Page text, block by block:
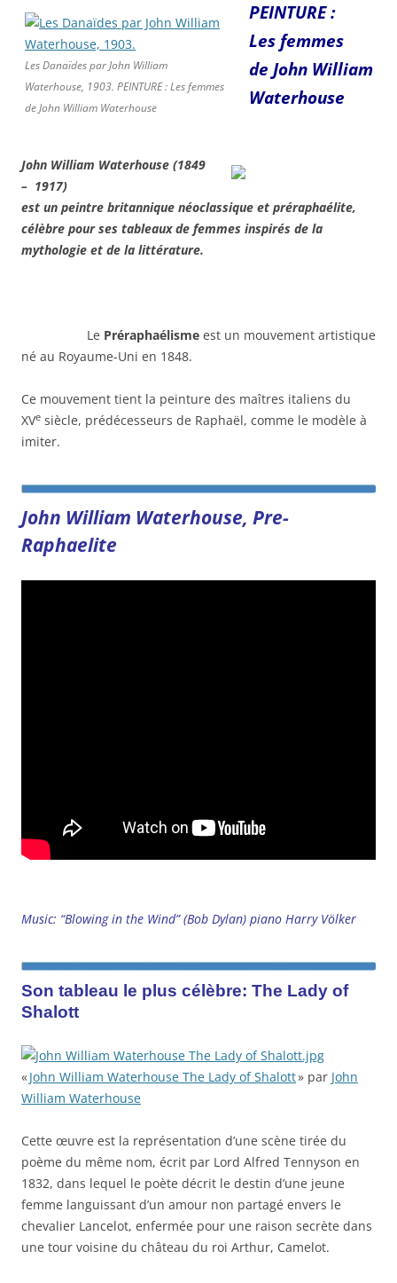
Les Danaïdes par John William
Waterhouse, 1903. PEINTURE : Les femmes
de John William Waterhouse
PEINTURE :
Les femmes
de John William
Waterhouse
John William Waterhouse (1849
– 1917)
est un peintre britannique néoclassique et préraphaélite,
célèbre pour ses tableaux de femmes inspirés de la
mythologie et de la littérature.
Le Préraphaélisme est un mouvement artistique
né au Royaume-Uni en 1848.
Ce mouvement tient la peinture des maîtres italiens du
XVe siècle, prédécesseurs de Raphaël, comme le modèle à
imiter.
John William Waterhouse, Pre-
Raphaelite
Music: “Blowing in the Wind” (Bob Dylan) piano Harry Völker
Son tableau le plus célèbre: The Lady of
Shalott
«John William Waterhouse The Lady of Shalott» par John
William Waterhouse
Cette œuvre est la représentation d’une scène tirée du
poème du même nom, écrit par Lord Alfred Tennyson en
1832, dans lequel le poète décrit le destin d’une jeune
femme languissant d’un amour non partagé envers le
chevalier Lancelot, enfermée pour une raison secrète dans
une tour voisine du château du roi Arthur, Camelot.